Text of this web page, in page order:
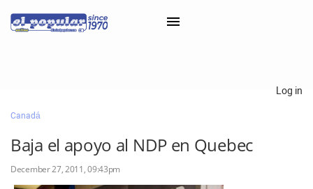
Classifieds
Categorías
Iniciar sesión con Clascal
Log in
Canadá
Baja el apoyo al NDP en Quebec
December 27, 2011, 09:43pm